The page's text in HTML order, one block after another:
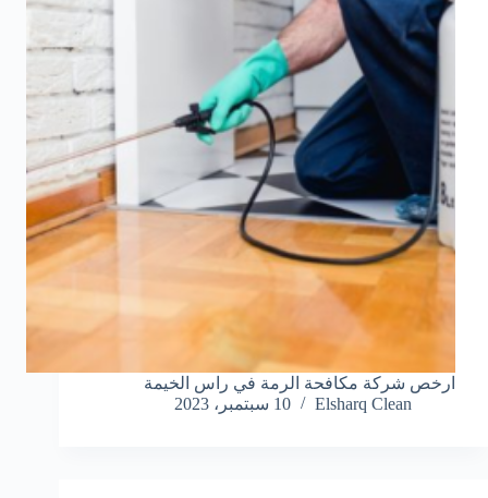
ارخص شركة مكافحة الرمة في راس الخيمة
Elsharq Clean
10 سبتمبر، 2023